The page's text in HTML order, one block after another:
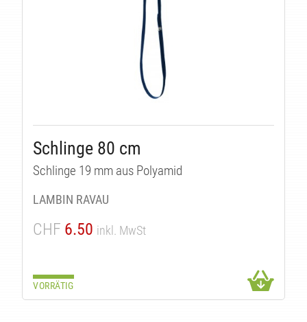
Schlinge 80 cm
Schlinge 19 mm aus Polyamid
LAMBIN RAVAU
CHF 6.50 inkl. MwSt
VORRÄTIG